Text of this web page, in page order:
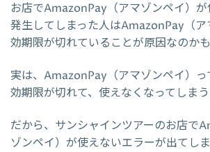
お店でAmazonPay（アマゾンペイ）
発生してしまった人はAmazonPay（ア
効期限が切れていることが原因なのかも
実は、AmazonPay（アマゾンペイ）っ
効期限が切れて、使えなくなってしま
だから、サンシャインツアーのお店で
ゾンペイ）が使えないエラーが出てし